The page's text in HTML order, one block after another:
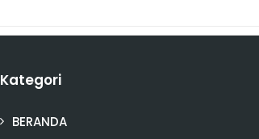
Kategori
BERANDA